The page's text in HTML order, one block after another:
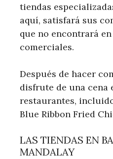
tiendas
aquí, satisfará sus
que no encontrará
comerciales.
Después de hacer
disfrute de una cena
restaurantes,
Blue Ribbon Fried
LAS TIENDAS EN
MANDALAY